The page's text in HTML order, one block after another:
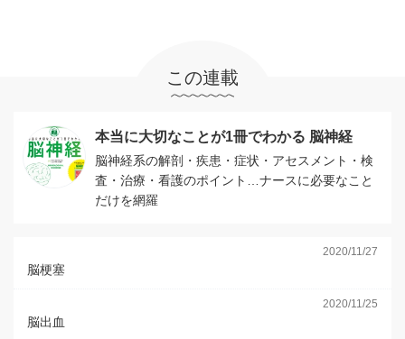
この連載
本当に大切なことが1冊でわかる 脳神経
脳神経系の解剖・疾患・症状・アセスメント・検
査・治療・看護のポイント…ナースに必要なこと
だけを網羅
2020/11/27
脳梗塞
2020/11/25
脳出血